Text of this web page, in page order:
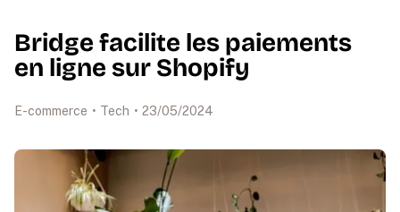
Bridge facilite les paiements
en ligne sur Shopify
E-commerce • Tech • 23/05/2024